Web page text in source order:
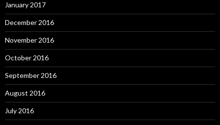
January 2017
December 2016
November 2016
October 2016
September 2016
August 2016
July 2016